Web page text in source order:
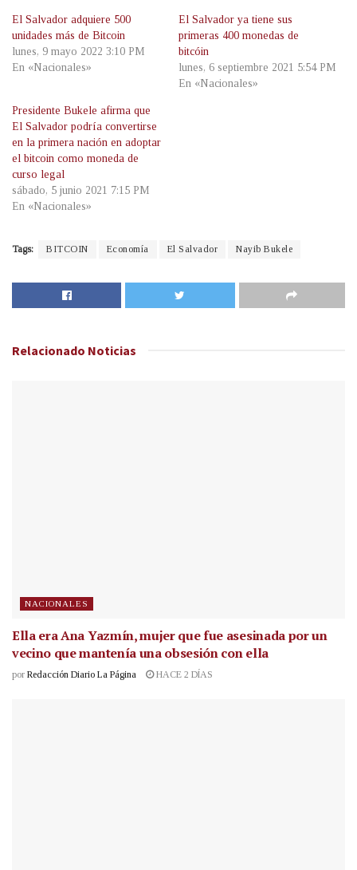
El Salvador adquiere 500
unidades más de Bitcoin
lunes, 9 mayo 2022 3:10 PM
En «Nacionales»
El Salvador ya tiene sus
primeras 400 monedas de
bitcóin
lunes, 6 septiembre 2021 5:54 PM
En «Nacionales»
Presidente Bukele afirma que
El Salvador podría convertirse
en la primera nación en adoptar
el bitcoin como moneda de
curso legal
sábado, 5 junio 2021 7:15 PM
En «Nacionales»
Tags: BITCOIN Economía El Salvador Nayib Bukele
Relacionado Noticias
NACIONALES
Ella era Ana Yazmín, mujer que fue asesinada por un
vecino que mantenía una obsesión con ella
por Redacción Diario La Página HACE 2 DÍAS